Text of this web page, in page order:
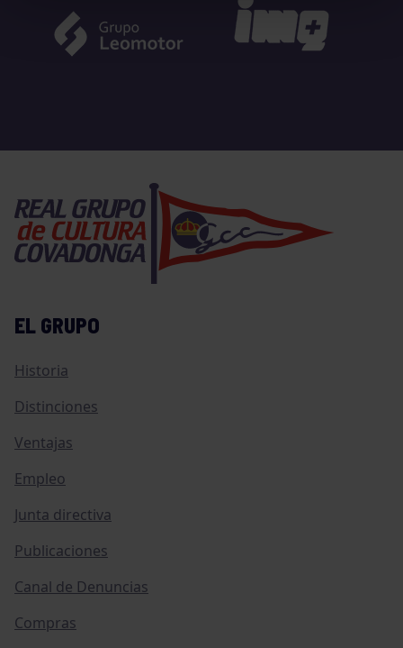
EL GRUPO
Historia
Distinciones
Ventajas
Empleo
Junta directiva
Publicaciones
Canal de Denuncias
Compras